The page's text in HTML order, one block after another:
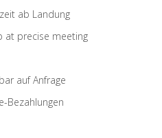
ab Landung
at precise meeting
auf Anfrage
Bezahlungen